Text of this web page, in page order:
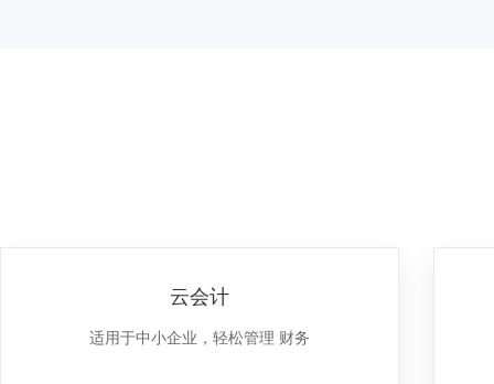
云会计
适用于中小企业，轻松管理 财务